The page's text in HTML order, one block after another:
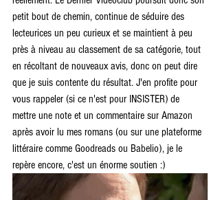
petit bout de chemin, continue de séduire des
lecteurices un peu curieux et se maintient à peu
près à niveau au classement de sa catégorie, tout
en récoltant de nouveaux avis, donc on peut dire
que je suis contente du résultat. J'en profite pour
vous rappeler (si ce n'est pour INSISTER) de
mettre une note et un commentaire sur Amazon
après avoir lu mes romans (ou sur une plateforme
littéraire comme Goodreads ou Babelio), je le
repère encore, c'est un énorme soutien :)